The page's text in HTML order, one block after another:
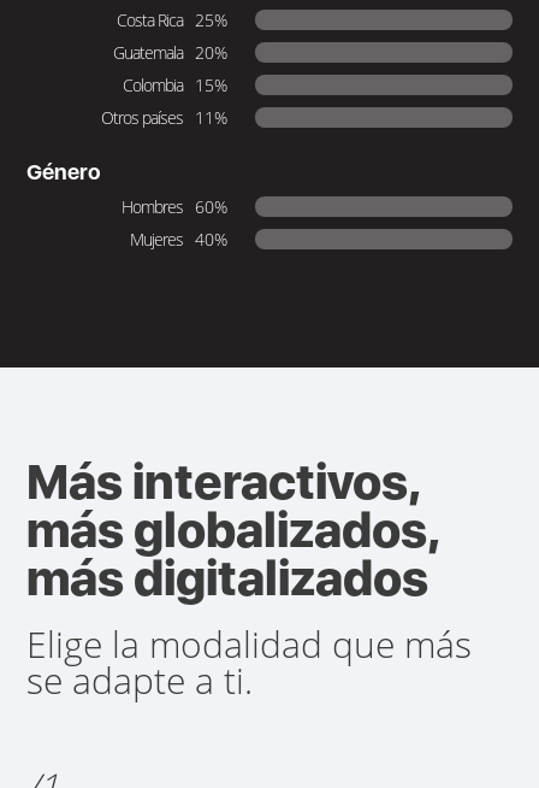
Costa Rica 25%
Guatemala 20%
Colombia 15%
Otros países 11%
Género
Hombres 60%
Mujeres 40%
Más interactivos,
más globalizados,
más digitalizados
Elige la modalidad que más
se adapte a ti.